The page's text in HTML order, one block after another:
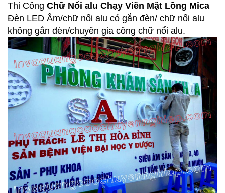
Thi Công Chữ Nổi alu Chạy Viền Mặt Lồng Mica
Đèn LED Âm/chữ nổi alu có gắn đèn/ chữ nổi alu
không gắn đèn/chuyên gia công chữ nổi alu.